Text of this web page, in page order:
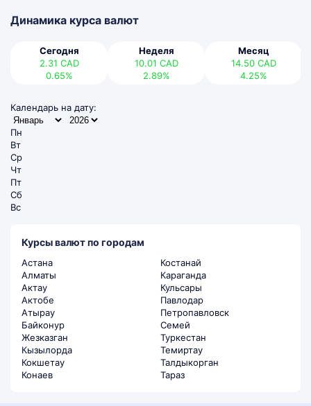
Динамика курса валют
Сегодня
2.31 CAD
0.65%
Неделя
10.01 CAD
2.89%
Месяц
14.50 CAD
4.25%
Календарь на дату:
Пн
Вт
Ср
Чт
Пт
Сб
Вс
Курсы валют по городам
Астана
Алматы
Актау
Актобе
Атырау
Байконур
Жезказган
Кызылорда
Кокшетау
Конаев
Костанай
Караганда
Кульсары
Павлодар
Петропавловск
Семей
Туркестан
Темиртау
Талдыкорган
Тараз